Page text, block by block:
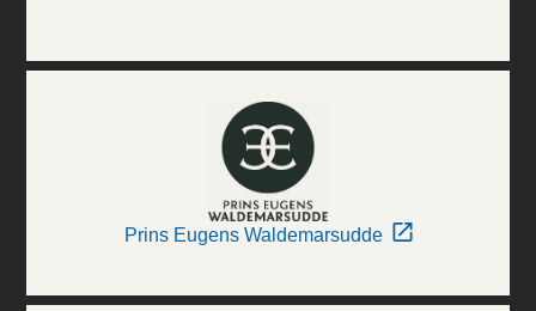
Prins Eugens Waldemarsudde